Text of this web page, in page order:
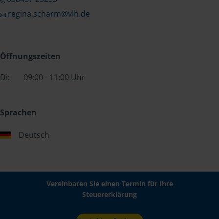
regina.scharm@vlh.de
Öffnungszeiten
Di:
09:00 - 11:00 Uhr
Sprachen
Deutsch
Vereinbaren Sie einen Termin für Ihre
Steuererklärung